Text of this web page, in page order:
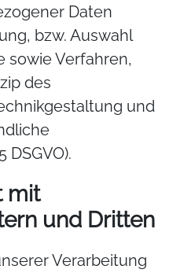
Daten
bzw. Auswahl
sowie Verfahren,
des
und
DSGVO).
mit
und Dritten
Verarbeitung